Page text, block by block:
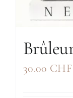
30.00 CHF